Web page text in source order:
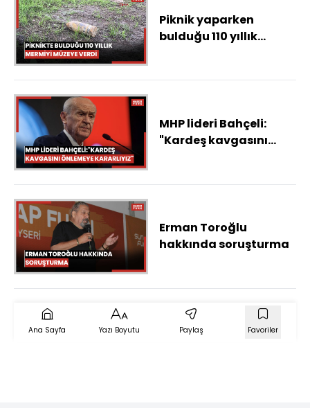
Piknik yaparken
bulduğu 110 yıllık
MHP lideri Bahçeli:
"Kardeş kavgasını
Erman Toroğlu
hakkında soruşturma
Ana Sayfa Yazı Boyutu Paylaş Favoriler